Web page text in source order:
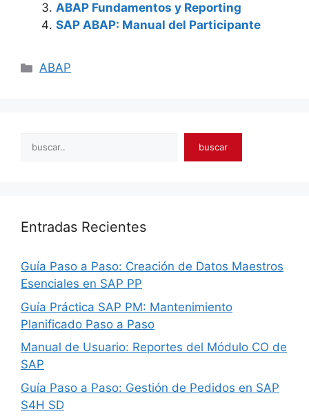
ABAP Fundamentos y Reporting
SAP ABAP: Manual del Participante
Categories
ABAP
Search buscar
Entradas Recientes
Guía Paso a Paso: Creación de Datos Maestros
Esenciales en SAP PP
Guía Práctica SAP PM: Mantenimiento
Planificado Paso a Paso
Manual de Usuario: Reportes del Módulo CO de
SAP
Guía Paso a Paso: Gestión de Pedidos en SAP
S4H SD